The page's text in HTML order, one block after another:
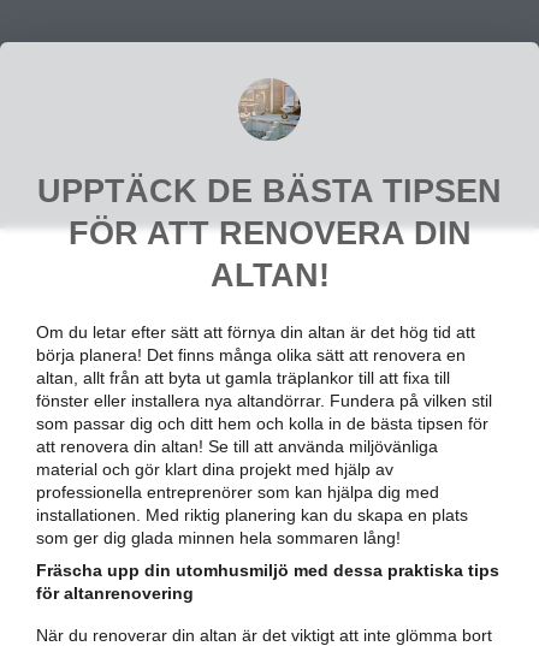
UPPTÄCK DE BÄSTA TIPSEN
FÖR ATT RENOVERA DIN
ALTAN!
Om du letar efter sätt att förnya din altan är det hög tid att
börja planera! Det finns många olika sätt att renovera en
altan, allt från att byta ut gamla träplankor till att fixa till
fönster eller installera nya altandörrar. Fundera på vilken stil
som passar dig och ditt hem och kolla in de bästa tipsen för
att renovera din altan! Se till att använda miljövänliga
material och gör klart dina projekt med hjälp av
professionella entreprenörer som kan hjälpa dig med
installationen. Med riktig planering kan du skapa en plats
som ger dig glada minnen hela sommaren lång!
Fräscha upp din utomhusmiljö med dessa praktiska tips
för altanrenovering
När du renoverar din altan är det viktigt att inte glömma bort